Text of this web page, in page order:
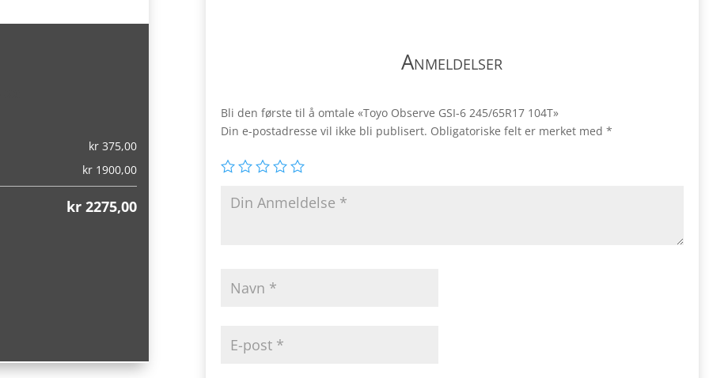
kr 375,00
kr 1900,00
kr 2275,00
Anmeldelser
Bli den første til å omtale «Toyo Observe GSI-6 245/65R17 104T»
Din e-postadresse vil ikke bli publisert. Obligatoriske felt er merket med *